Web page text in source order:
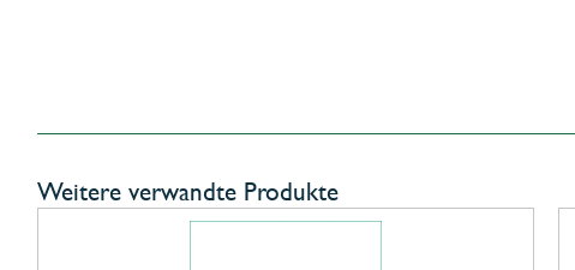
Weitere verwandte Produkte